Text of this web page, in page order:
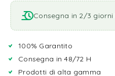
Consegna in 2/3
100% Garantito
Consegna in 48/72 H
Prodotti di alta gamma